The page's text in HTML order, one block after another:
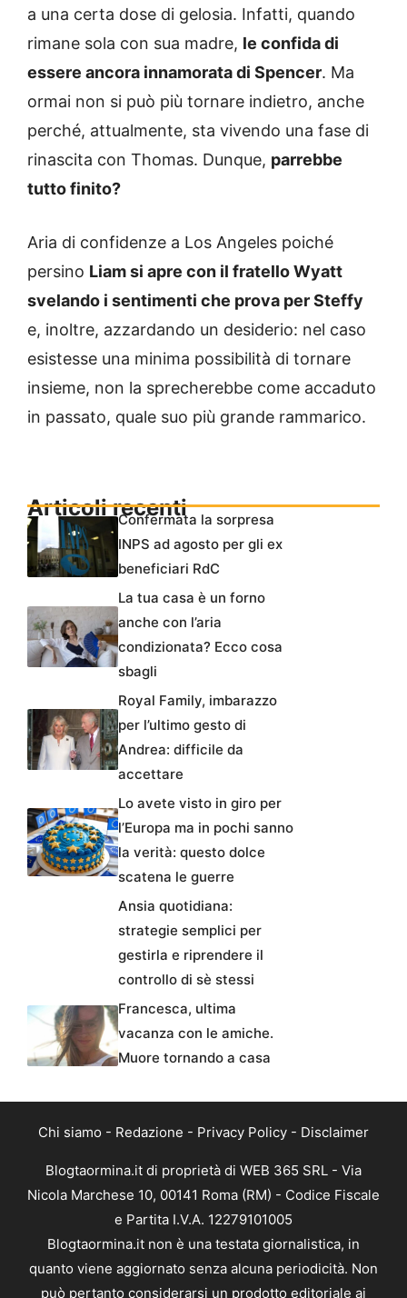
a una certa dose di gelosia. Infatti, quando
rimane sola con sua madre, le confida di
essere ancora innamorata di Spencer. Ma
ormai non si può più tornare indietro, anche
perché, attualmente, sta vivendo una fase di
rinascita con Thomas. Dunque, parrebbe
tutto finito?
Aria di confidenze a Los Angeles poiché
persino Liam si apre con il fratello Wyatt
svelando i sentimenti che prova per Steffy
e, inoltre, azzardando un desiderio: nel caso
esistesse una minima possibilità di tornare
insieme, non la sprecherebbe come accaduto
in passato, quale suo più grande rammarico.
Articoli recentiConfermata la sorpresa
INPS ad agosto per gli ex
beneficiari RdC
La tua casa è un forno
anche con l’aria
condizionata? Ecco cosa
sbagli
Royal Family, imbarazzo
per l’ultimo gesto di
Andrea: difficile da
accettare
Lo avete visto in giro per
l’Europa ma in pochi sanno
la verità: questo dolce
scatena le guerre
Ansia quotidiana:
strategie semplici per
gestirla e riprendere il
controllo di sè stessi
Francesca, ultima
vacanza con le amiche.
Muore tornando a casa
Chi siamo - Redazione - Privacy Policy - Disclaimer
Blogtaormina.it di proprietà di WEB 365 SRL - Via
Nicola Marchese 10, 00141 Roma (RM) - Codice Fiscale
e Partita I.V.A. 12279101005
Blogtaormina.it non è una testata giornalistica, in
quanto viene aggiornato senza alcuna periodicità. Non
può pertanto considerarsi un prodotto editoriale ai